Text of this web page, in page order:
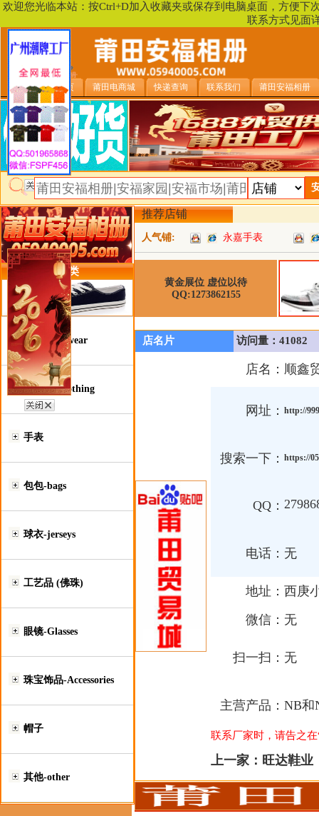
欢迎您光临本站：按Ctrl+D加入收藏夹或保存到电脑桌面，方便
联系方式见面
安福相册首页 莆田电商城 快递查询 联系我们 莆田安福相册
类目详细分类
鞋类-Footwear
服装类-Clothing
手表
包包-bags
球衣-jerseys
工艺品 (佛珠)
眼镜-Glasses
珠宝饰品-Accessories
帽子
其他-other
推荐店铺
人气铺: 永嘉手表
黄金展位 虚位以待
QQ:1273862155
店名片 访问量：41082
店名： 顺鑫
网址： http://
搜索一下： https://
QQ：
电话： 无
地址： 西庚
微信： 无
扫一扫： 无
主营产品： NB和
联系厂家时，请告之
上一家： 旺达鞋业